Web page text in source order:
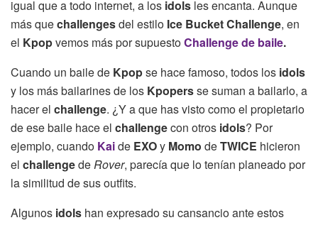
igual que a todo internet, a los idols les encanta. Aunque
más quechallengesdel estilo Ice Bucket Challenge, en
el Kpopvemos más por supuestoChallenge de baile.
Cuando un baile de Kpopse hace famoso, todos los idols
y los más bailarines de los Kpopersse suman a bailarlo, a
hacer el challenge. ¿Y a que has visto como el propietario
de ese baile hace el challengecon otros idols? Por
ejemplo, cuando Kaide EXOy Momo deTWICE hicieron
el challengedeRover, parecía que lo tenían planeado por
la similitud de sus outfits.
Algunos idols han expresado su cansancio ante estos